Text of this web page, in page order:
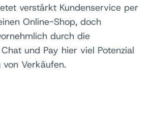
verstärkt Kundenservice per
Online-Shop, doch
durch die
und Pay hier viel Potenzial
Verkäufen.